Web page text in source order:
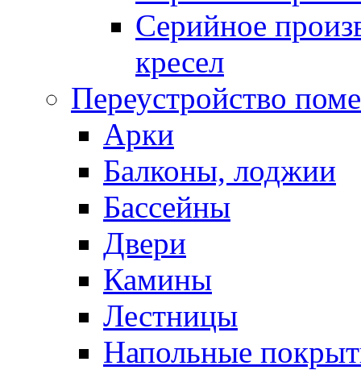
Серийное
кресел
Переустройство
Арки
Балконы, лоджии
Бассейны
Двери
Камины
Лестницы
Напольные